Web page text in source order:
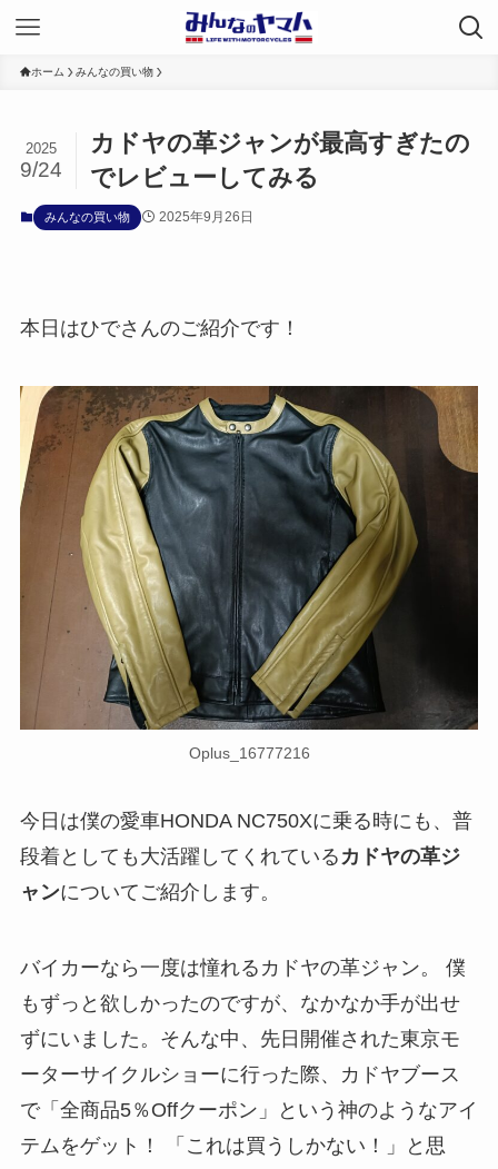
ホーム みんなの買い物
カドヤの革ジャンが最高すぎたの
でレビューしてみる
2025
9/24
みんなの買い物 2025年9月26日
本日はひでさんのご紹介です！
Oplus_16777216
今日は僕の愛車HONDA NC750Xに乗る時にも、普
段着としても大活躍してくれている カドヤの革ジ
ャンについてご紹介します。
バイカーなら一度は憧れるカドヤの革ジャン。 僕
もずっと欲しかったのですが、なかなか手が出せ
ずにいました。そんな中、先日開催された東京モ
ーターサイクルショーに行った際、カドヤブース
で「全商品5％Offクーポン」という神のようなアイ
テムをゲット！ 「これは買うしかない！」と思